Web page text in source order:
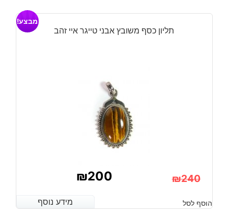
תליון כסף משובץ אבני טייגר איי זהב
מבצע!
₪240
המקורי
₪200
הנוכחי
מידע נוסף הוסף לסל מידע נוסף